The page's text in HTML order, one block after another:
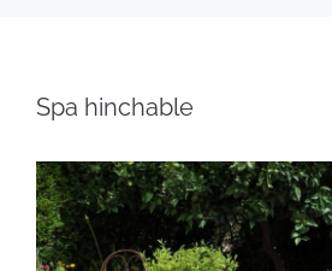
Spa hinchable